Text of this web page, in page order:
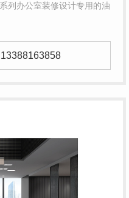
列办公室装修设计专用的油
13388163858